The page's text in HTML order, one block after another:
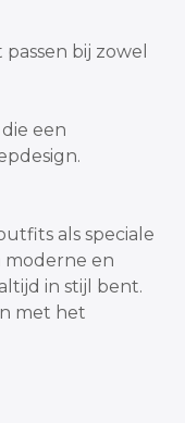
bij zowel
een
als speciale
moderne en
in stijl bent.
met het